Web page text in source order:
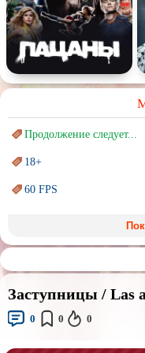
Продолжение следует...
18+
60 FPS
Marvel
Sci-Fi (Научная
Авангард иСюрреализм
Аниме
Заступницы / Las
0 0 0